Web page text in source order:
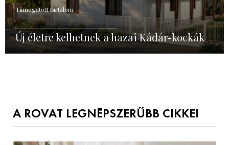
Támogatott tartalom
Új életre kelhetnek a hazai Kádár-kockák
A ROVAT LEGNÉPSZERŰBB CIKKEI